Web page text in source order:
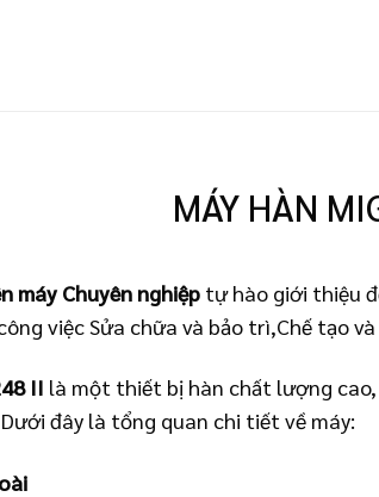
MÁY HÀN
máy Chuyên nghiệp tự hào giới thiệu
việc Sửa chữa và bảo trì,Chế tạo
II là một thiết bị hàn chất lượng
đây là tổng quan chi tiết về máy: